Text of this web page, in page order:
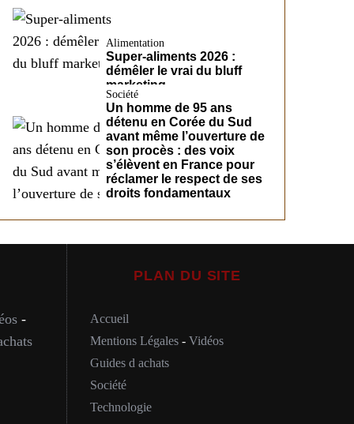
Alimentation
Super-aliments 2026 :
démêler le vrai du bluff
marketing
Société
Un homme de 95 ans
détenu en Corée du Sud
avant même l’ouverture de
son procès : des voix
s’élèvent en France pour
réclamer le respect de ses
droits fondamentaux
-
PLAN DU SITE
Accueil
Mentions Légales- Vidéos
Guides d achats
Société
Technologie